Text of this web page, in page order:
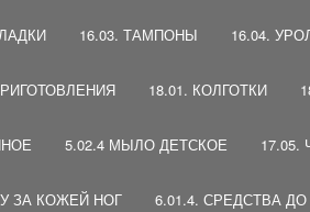
16.03. ТАМПОНЫ 16.04.
18.01. КОЛГОТКИ
5.02.4 МЫЛО ДЕТСКОЕ
ЗА КОЖЕЙ НОГ 6.01.4. СРЕДСТВА